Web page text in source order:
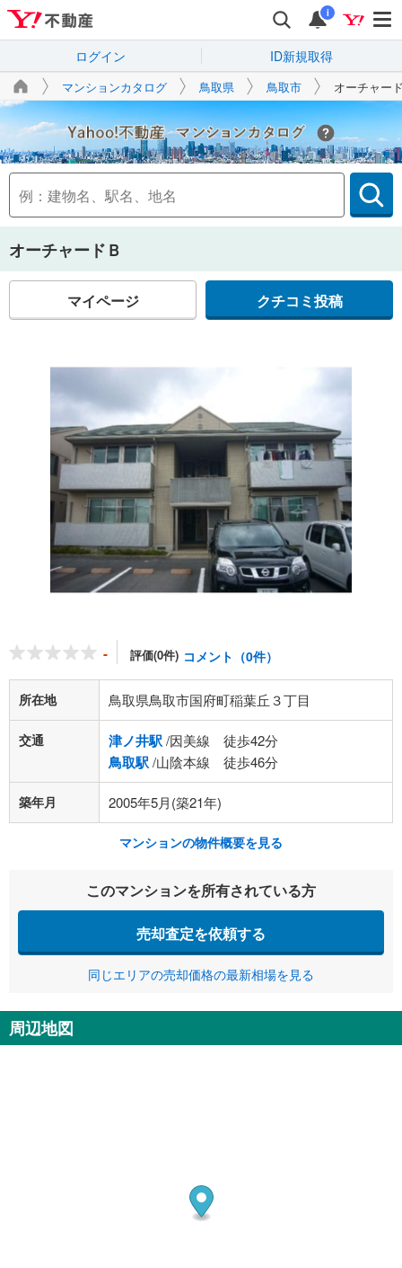
i
ログイン ID新規取得
マンションカタログ 鳥取県 鳥取市 オーチャー
Yahoo!不動産
オーチャードＢ
マイページ クチコミ投稿
- 評価(0件) コメント（0件）
所在地 鳥取県鳥取市国府町稲葉丘３丁目
交通 津ノ井駅/因美線 徒歩42分
鳥取駅/山陰本線 徒歩46分
築年月 2005年5月(築21年)
マンションの物件概要を見る
このマンションを所有されている方
売却査定を依頼する
同じエリアの売却価格の最新相場を見る
周辺地図